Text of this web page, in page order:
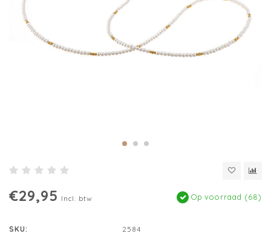
€29,95 Incl. btw Op voorraad (68)
SKU: 2584